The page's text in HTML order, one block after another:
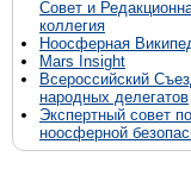
Совет и
коллегия
Ноосферная
Mars Insight
Всероссийский
народных делегатов
Экспертный совет по
ноосферной